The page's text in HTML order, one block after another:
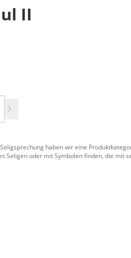
II
haben wir eine
Seligen oder mit Symbolen finden, die mit